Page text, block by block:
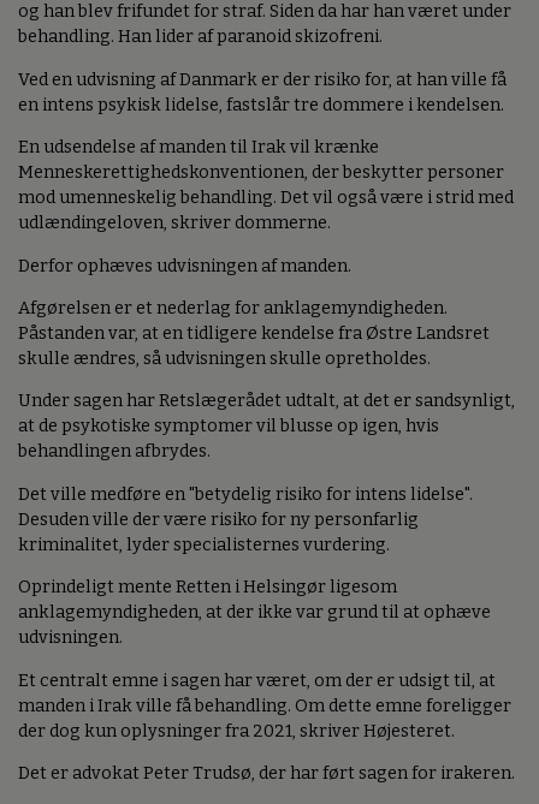
og han blev frifundet for straf. Siden da har han været under
behandling. Han lider af paranoid skizofreni.
Ved en udvisning af Danmark er der risiko for, at han ville få
en intens psykisk lidelse, fastslår tre dommere i kendelsen.
En udsendelse af manden til Irak vil krænke
Menneskerettighedskonventionen, der beskytter personer
mod umenneskelig behandling. Det vil også være i strid med
udlændingeloven, skriver dommerne.
Derfor ophæves udvisningen af manden.
Afgørelsen er et nederlag for anklagemyndigheden.
Påstanden var, at en tidligere kendelse fra Østre Landsret
skulle ændres, så udvisningen skulle opretholdes.
Under sagen har Retslægerådet udtalt, at det er sandsynligt,
at de psykotiske symptomer vil blusse op igen, hvis
behandlingen afbrydes.
Det ville medføre en "betydelig risiko for intens lidelse".
Desuden ville der være risiko for ny personfarlig
kriminalitet, lyder specialisternes vurdering.
Oprindeligt mente Retten i Helsingør ligesom
anklagemyndigheden, at der ikke var grund til at ophæve
udvisningen.
Et centralt emne i sagen har været, om der er udsigt til, at
manden i Irak ville få behandling. Om dette emne foreligger
der dog kun oplysninger fra 2021, skriver Højesteret.
Det er advokat Peter Trudsø, der har ført sagen for irakeren.